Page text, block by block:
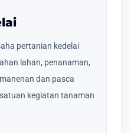
pertanian kedelai
lahan, penanaman,
dan pasca
kegiatan tanaman